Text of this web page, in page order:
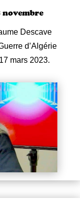
Descave
d’Algérie
mars 2023.